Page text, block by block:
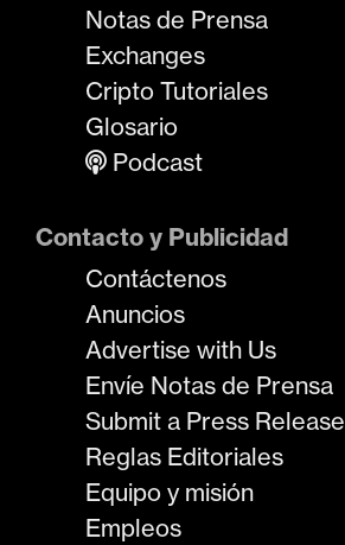
Notas de Prensa
Exchanges
Cripto Tutoriales
Glosario
Podcast
Contacto y Publicidad
Contáctenos
Anuncios
Advertise with Us
Envíe Notas de Prensa
Submit a Press Release
Reglas Editoriales
Equipo y misión
Empleos